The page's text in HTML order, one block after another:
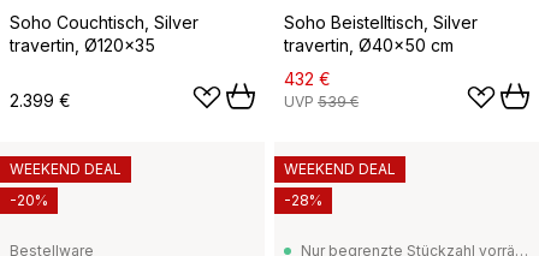
Soho Couchtisch, Silver
travertin, Ø120x35
2.399 €
Soho Beistelltisch, Silver
travertin, Ø40x50 cm
432 €
UVP 539 €
Bestellware
WEEKEND DEAL
-20%
Nur begrenzte Stückzahl vorrätig
WEEKEND DEAL
-28%